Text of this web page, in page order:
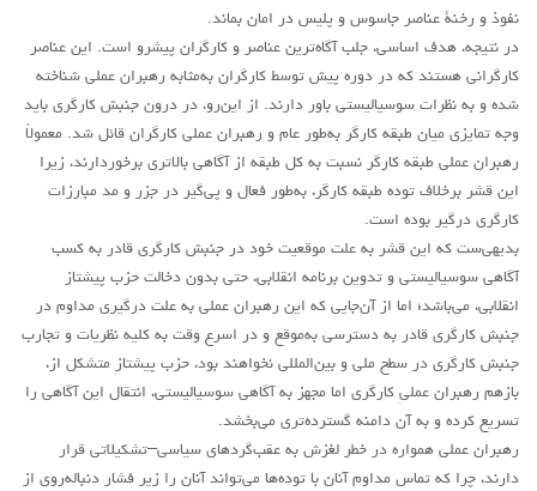
نفوذ و رخنۀ عناصر جاسوس و پليس در امان بماند.
در نتیجه، هدف اساسی، جلب آگاه‌ترین عناصر و کارگران پیشرو است. این عناصر
کارگرانی هستند که در دوره پیش توسط کارگران به‌مثابه رهبران عملی شناخته
شده و به نظرات سوسیالیستی باور دارند. از این‌رو، در درون جنبش کارگری باید
وجه تمایزی میان طبقه کارگر به‌طور عام و رهبران عملی کارگران قائل شد. معمولاً
رهبران عملی طبقه کارگر نسبت به کل طبقه از آگاهی بالاتری برخوردارند، زیرا
این قشر برخلاف توده طبقه کارگر، به‌طور فعال و پی‌گیر در جزر و مد مبارزات
کارگری درگیر بوده است.
بدیهی‌ست که این قشر به علت موقعیت خود در جنبش کارگری قادر به کسب
آگاهی سوسیالیستی و تدوین برنامه انقلابی، حتی بدون دخالت حزب پیشتاز
انقلابی، می‌باشد؛ اما از آن‌جایی که این رهبران عملی به علت درگیری مداوم در
جنبش کارگری قادر به دسترسی به‌موقع و در اسرع وقت به کلیه نظریات و تجارب
جنبش کارگری در سطح ملی و بین‌المللی نخواهند بود، حزب پیشتازِ متشکل از،
بازهم رهبران عملیِ کارگری اما مجهز به آگاهی سوسیالیستی، انتقال این آگاهی را
تسریع کرده و به آن دامنه گسترده‌تری می‌بخشد.
رهبران عملی همواره در خطر لغزش به عقب‌گردهای سیاسی–تشکیلاتی قرار
دارند، چرا که تماس مداوم آنان با توده‌ها می‌تواند آنان را زیر فشار دنباله‌روی از